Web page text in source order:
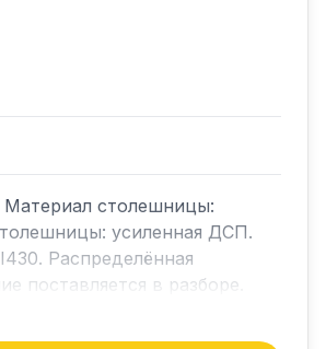
столешницы:
усиленная ДСП.
Распределённая
поставляется в разборе.